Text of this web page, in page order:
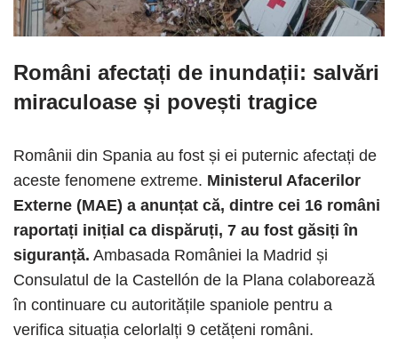
Români afectați de inundații: salvări
miraculoase și povești tragice
Românii din Spania au fost și ei puternic afectați de
aceste fenomene extreme. Ministerul Afacerilor
Externe (MAE) a anunțat că, dintre cei 16 români
raportați inițial ca dispăruți, 7 au fost găsiți în
siguranță. Ambasada României la Madrid și
Consulatul de la Castellón de la Plana colaborează
în continuare cu autoritățile spaniole pentru a
verifica situația celorlalți 9 cetățeni români.